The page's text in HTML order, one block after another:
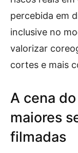
percebida em
inclusive no
valorizar
cortes e mais
A cena
maiores
filmadas